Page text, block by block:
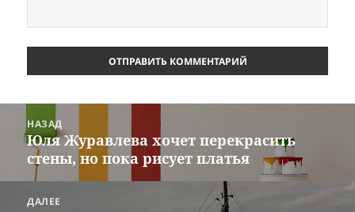
Навигация
записям
НАЗАД
Предыдущая
запись:
Юля Журавлева хочет перекрасить
стены, но пока рисует платья
ДАЛЕЕ